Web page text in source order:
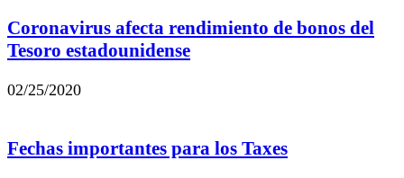
Coronavirus afecta rendimiento de bonos del
Tesoro estadounidense
02/25/2020
Fechas importantes para los Taxes